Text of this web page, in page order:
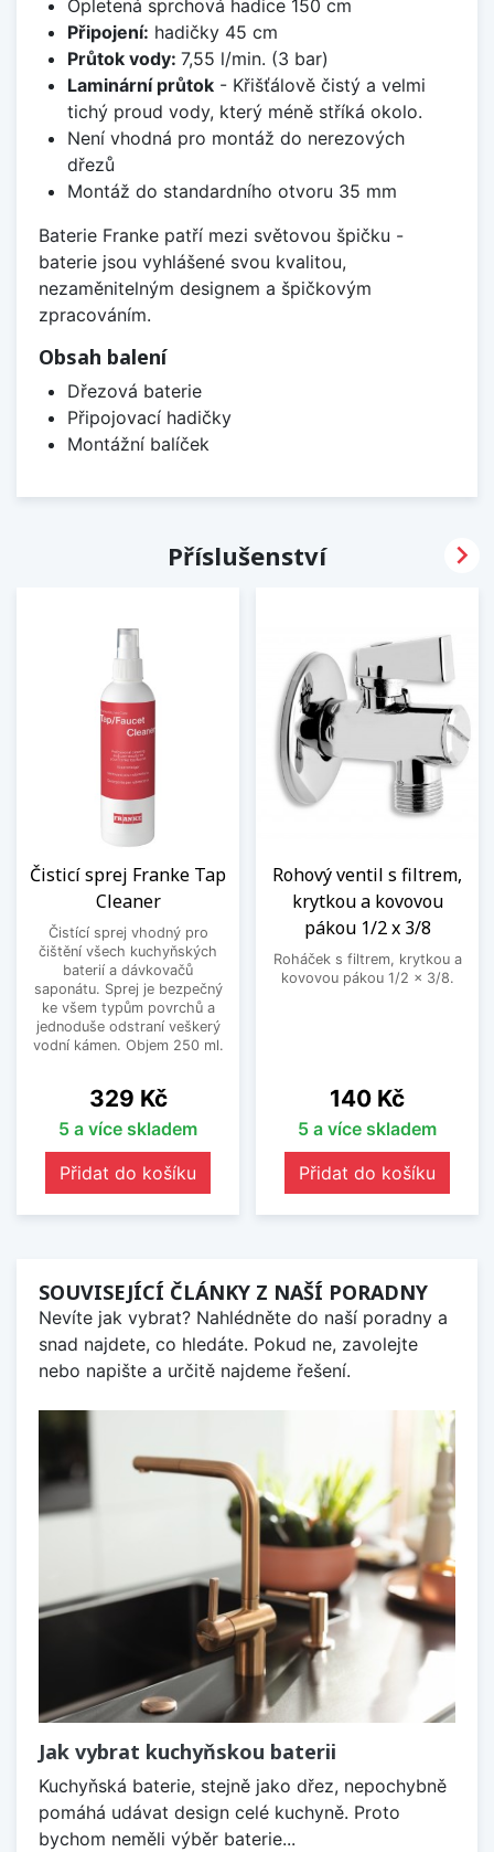
Opletená sprchová hadice 150 cm
Připojení: hadičky 45 cm
Průtok vody: 7,55 l/min. (3 bar)
Laminární průtok- Křišťálově čistý a velmi
tichý proud vody, který méně stříká okolo.
Není vhodná pro montáž do nerezových
dřezů
Montáž do standardního otvoru 35 mm
Baterie Franke patří mezi světovou špičku -
baterie jsou vyhlášené svou kvalitou,
nezaměnitelným designem a špičkovým
zpracováním.
Obsah balení
Dřezová baterie
Připojovací hadičky
Montážní balíček
Příslušenství
Čisticí sprej Franke Tap
Cleaner
Čistící sprej vhodný pro
čištění všech kuchyňských
baterií a dávkovačů
saponátu. Sprej je bezpečný
ke všem typům povrchů a
jednoduše odstraní veškerý
vodní kámen. Objem 250 ml.
Cena
329 Kč
5 a více skladem
Přidat do košíku
Rohový ventil s filtrem,
krytkou a kovovou
pákou 1/2 x 3/8
Roháček s filtrem, krytkou a
kovovou pákou 1/2 x 3/8.
Cena
140 Kč
5 a více skladem
Přidat do košíku

SOUVISEJÍCÍ ČLÁNKY Z NAŠÍ PORADNY
Nevíte jak vybrat? Nahlédněte do naší poradny a
snad najdete, co hledáte. Pokud ne, zavolejte
nebo napište a určitě najdeme řešení.
Jak vybrat kuchyňskou baterii
Kuchyňská baterie, stejně jako dřez, nepochybně
pomáhá udávat design celé kuchyně. Proto
bychom neměli výběr baterie...